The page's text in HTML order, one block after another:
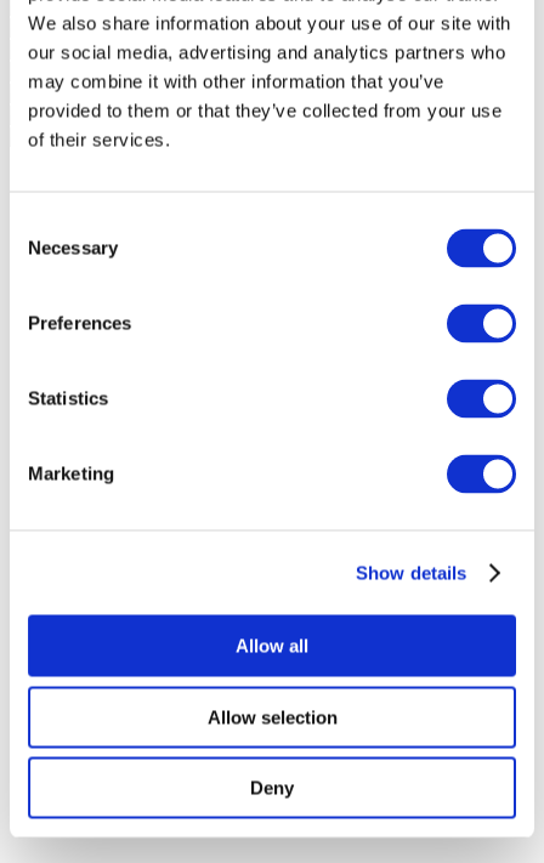
We also share information about your use of our site with
our social media, advertising and analytics partners who
may combine it with other information that you’ve
provided to them or that they’ve collected from your use
of their services.
Selection
Necessary
Preferences
Statistics
Marketing
Show details
Allow all
Allow selection
Deny
Muusika
Lava